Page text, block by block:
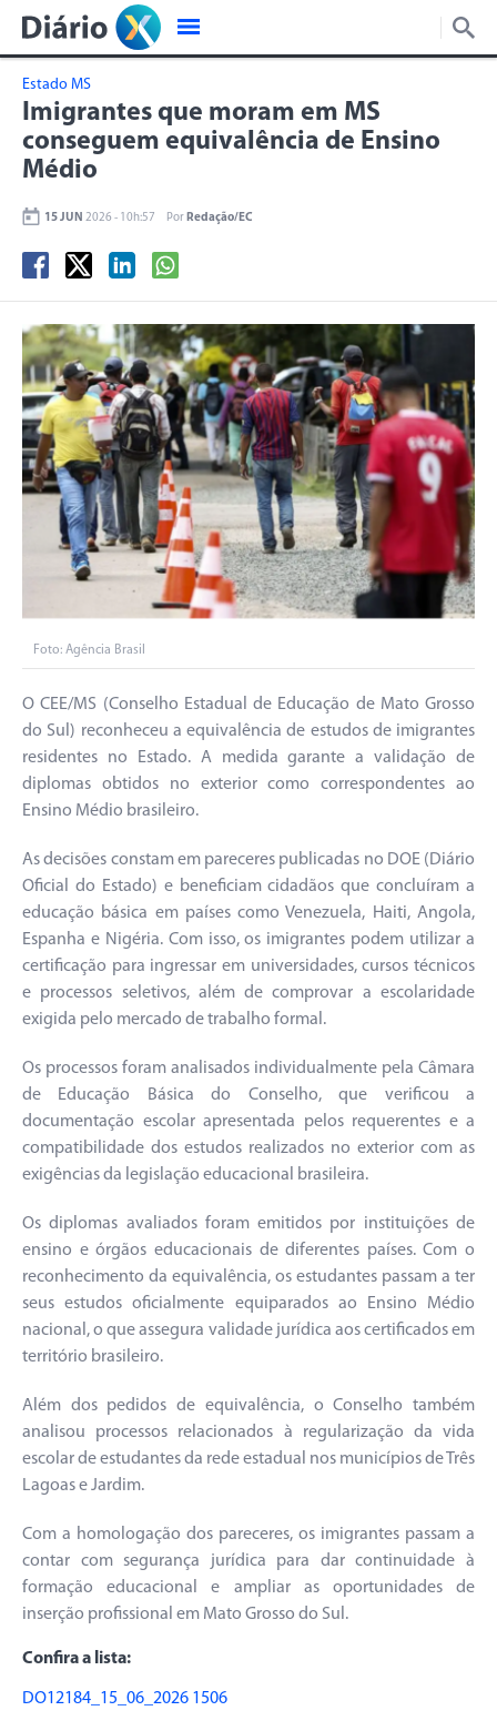
Estado MS
Imigrantes que moram em MS
conseguem equivalência de Ensino
Médio
15 JUN 2026 - 10h:57 Por Redação/EC
Foto: Agência Brasil
O CEE/MS (Conselho Estadual de Educação de Mato Grosso
do Sul) reconheceu a equivalência de estudos de imigrantes
residentes no Estado. A medida garante a validação de
diplomas obtidos no exterior como correspondentes ao
Ensino Médio brasileiro.
As decisões constam em pareceres publicadas no DOE (Diário
Oficial do Estado) e beneficiam cidadãos que concluíram a
educação básica em países como Venezuela, Haiti, Angola,
Espanha e Nigéria. Com isso, os imigrantes podem utilizar a
certificação para ingressar em universidades, cursos técnicos
e processos seletivos, além de comprovar a escolaridade
exigida pelo mercado de trabalho formal.
Os processos foram analisados individualmente pela Câmara
de Educação Básica do Conselho, que verificou a
documentação escolar apresentada pelos requerentes e a
compatibilidade dos estudos realizados no exterior com as
exigências da legislação educacional brasileira.
Os diplomas avaliados foram emitidos por instituições de
ensino e órgãos educacionais de diferentes países. Com o
reconhecimento da equivalência, os estudantes passam a ter
seus estudos oficialmente equiparados ao Ensino Médio
nacional, o que assegura validade jurídica aos certificados em
território brasileiro.
Além dos pedidos de equivalência, o Conselho também
analisou processos relacionados à regularização da vida
escolar de estudantes da rede estadual nos municípios de Três
Lagoas e Jardim.
Com a homologação dos pareceres, os imigrantes passam a
contar com segurança jurídica para dar continuidade à
formação educacional e ampliar as oportunidades de
inserção profissional em Mato Grosso do Sul.
Confira a lista:
DO12184_15_06_2026 1506